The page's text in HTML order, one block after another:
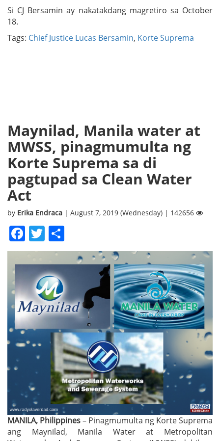
Si CJ Bersamin ay nakatakdang magretiro sa October
18.
Tags: Chief Justice Lucas Bersamin, Korte Suprema
Maynilad, Manila water at
MWSS, pinagmumulta ng
Korte Suprema sa di
pagtupad sa Clean Water
Act
by Erika Endraca | August 7, 2019 (Wednesday) | 142656
Facebook
Twitter
MANILA, Philippines– Pinagmumulta ng Korte Suprema
ang Maynilad, Manila Water at Metropolitan